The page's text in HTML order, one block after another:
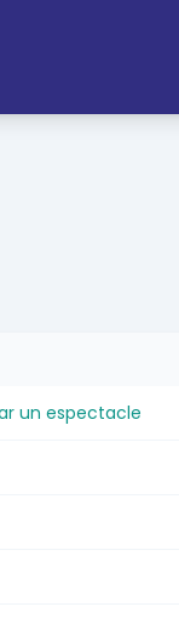
un espectacle